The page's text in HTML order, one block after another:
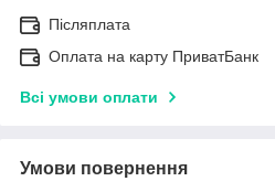
Післяплата
Оплата на карту ПриватБанк
Всі умови оплати
Умови повернення